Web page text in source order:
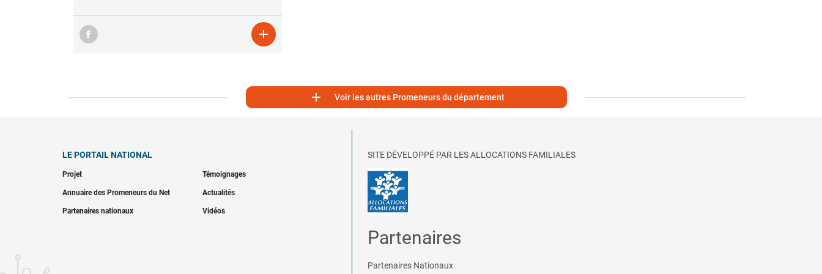

 Voir les autres Promeneurs du département
LE PORTAIL NATIONAL
Projet Témoignages
Annuaire des Promeneurs du Net Actualités
Partenaires nationaux Vidéos
SITE DÉVELOPPÉ PAR LES ALLOCATIONS FAMILIALES
Partenaires
Partenaires Nationaux